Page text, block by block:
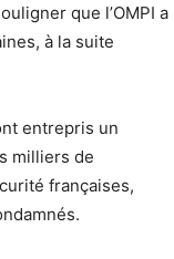
que l’OMPI a
à la suite
entrepris un
milliers de
françaises,